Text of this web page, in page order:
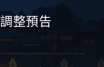
整預告